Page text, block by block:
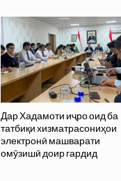
Дар Хадамоти иҷро оид ба
татбиқи хизматрасониҳои
электронӣ машварати
омӯзишӣ доир гардид